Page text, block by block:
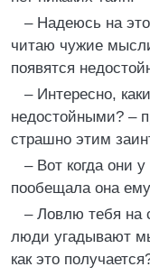
– Надеюсь на
читаю чужие
появятся
– Интересно,
недостойными? –
страшно этим
– Вот когда они
пообещала она
– Ловлю тебя на
люди угадывают
как это